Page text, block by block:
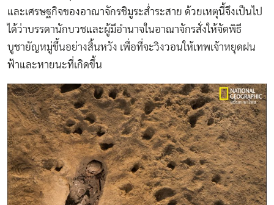
และเศรษฐกิจของอาณาจักรชิมูระส่ำระสาย ด้วยเหตุนี้จึงเป็นไป
ได้ว่าบรรดานักบวชและผู้มีอำนาจในอาณาจักรสั่งให้จัดพิธี
บูชายัญหมู่ขึ้นอย่างสิ้นหวัง เพื่อที่จะวิงวอนให้เทพเจ้าหยุดฝน
ฟ้าและหายนะที่เกิดขึ้น